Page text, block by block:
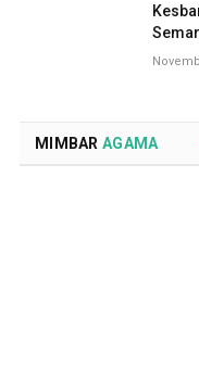
MIMBAR AGAMA